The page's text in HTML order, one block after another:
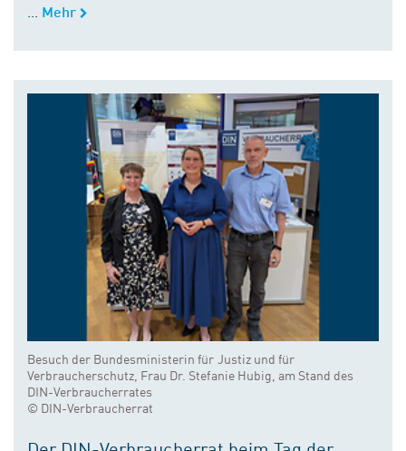
Mehr
Besuch der Bundesministerin für Justiz und für
Verbraucherschutz, Frau Dr. Stefanie Hubig, am Stand des
DIN-Verbraucherrates
© DIN-Verbraucherrat